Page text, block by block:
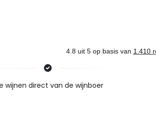
& inspiratie in Vineé Vineuse
wijnen direct van de wijnboer